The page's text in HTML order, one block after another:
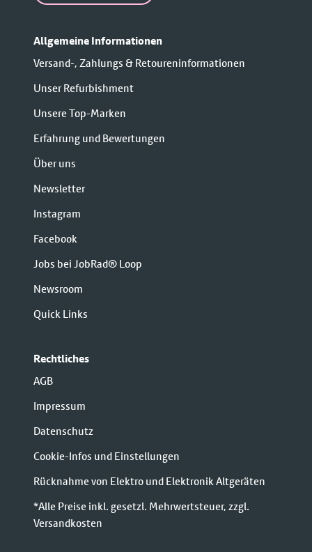
Allgemeine Informationen
Versand-, Zahlungs & Retoureninformationen
Unser Refurbishment
Unsere Top-Marken
Erfahrung und Bewertungen
Über uns
Newsletter
Instagram
Facebook
Jobs bei JobRad® Loop
Newsroom
Quick Links
Rechtliches
AGB
Impressum
Datenschutz
Cookie-Infos und Einstellungen
Rücknahme von Elektro und Elektronik Altgeräten
*Alle Preise inkl. gesetzl. Mehrwertsteuer, zzgl.
Versandkosten